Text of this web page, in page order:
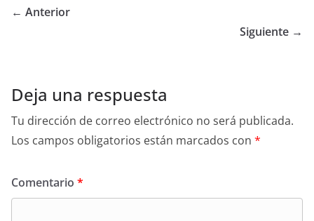
← Anterior
Siguiente →
Deja una respuesta
Tu dirección de correo electrónico no será publicada.
Los campos obligatorios están marcados con *
Comentario *